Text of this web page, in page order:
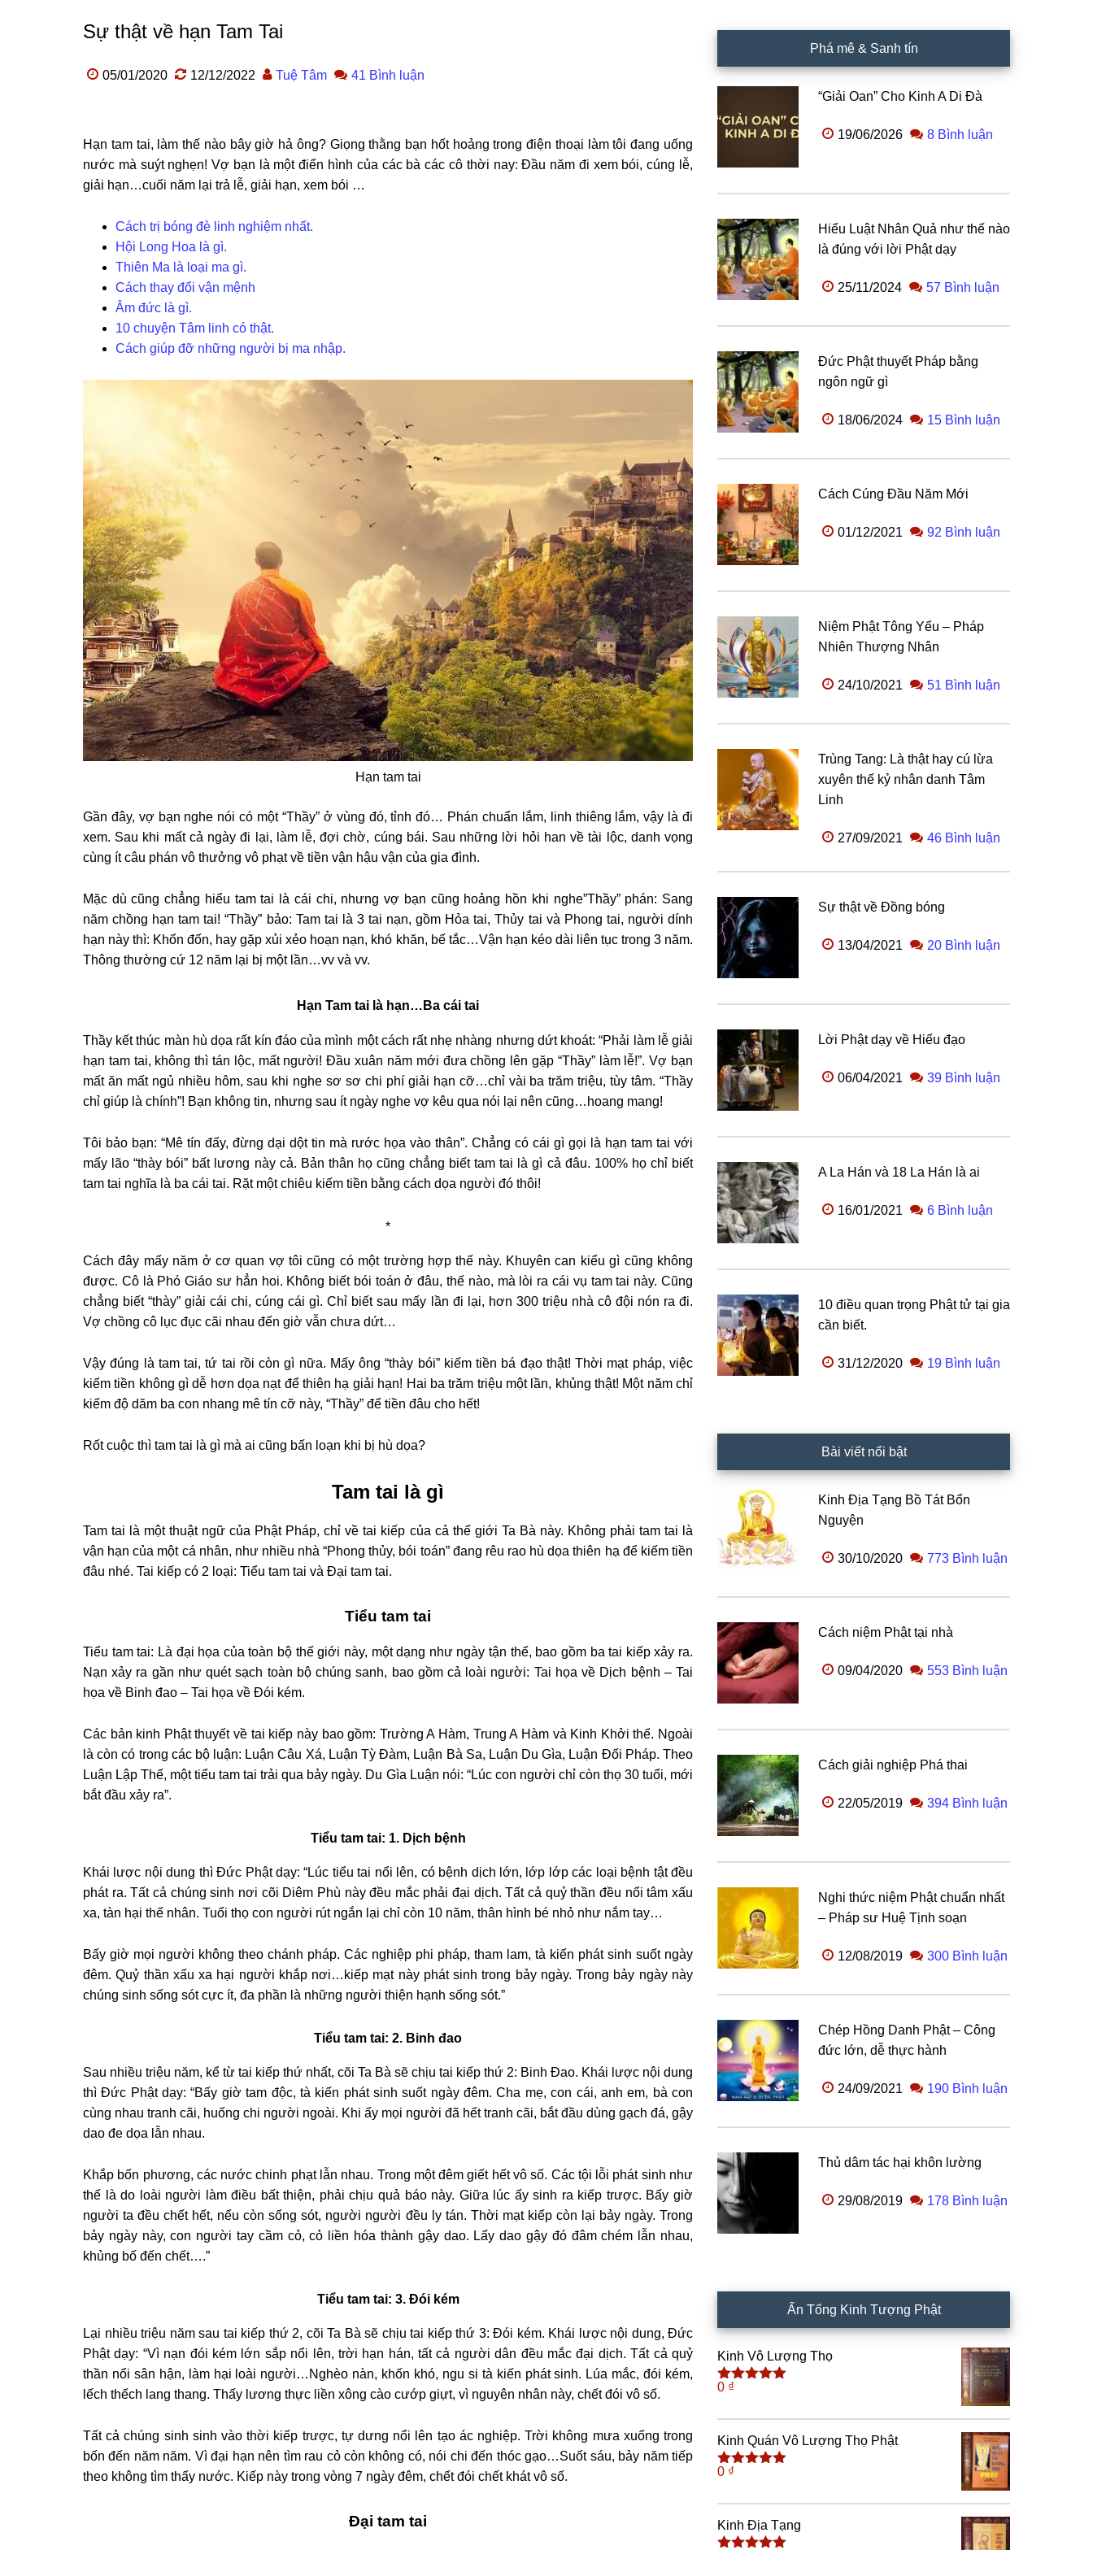
Sự thật về hạn Tam Tai
05/01/2020 12/12/2022 Tuệ Tâm 41 Bình luận
Hạn tam tai, làm thế nào bây giờ hả ông? Giọng thằng bạn hốt hoảng trong điện thoại làm tôi đang uống
nước mà suýt nghẹn! Vợ bạn là một điển hình của các bà các cô thời nay: Đầu năm đi xem bói, cúng lễ,
giải hạn…cuối năm lại trả lễ, giải hạn, xem bói …
Cách trị bóng đè linh nghiệm nhất.
Hội Long Hoa là gì.
Thiên Ma là loại ma gì.
Cách thay đổi vận mệnh
Âm đức là gì.
10 chuyện Tâm linh có thật.
Cách giúp đỡ những người bị ma nhập.
Hạn tam tai
Gần đây, vợ bạn nghe nói có một “Thầy” ở vùng đó, tỉnh đó… Phán chuẩn lắm, linh thiêng lắm, vậy là đi
xem. Sau khi mất cả ngày đi lại, làm lễ, đợi chờ, cúng bái. Sau những lời hỏi han về tài lộc, danh vọng
cùng ít câu phán vô thưởng vô phạt về tiền vận hậu vận của gia đình.
Mặc dù cũng chẳng hiểu tam tai là cái chi, nhưng vợ bạn cũng hoảng hồn khi nghe”Thầy” phán: Sang
năm chồng hạn tam tai! “Thầy” bảo: Tam tai là 3 tai nạn, gồm Hỏa tai, Thủy tai và Phong tai, người dính
hạn này thì: Khốn đốn, hay gặp xủi xẻo hoạn nạn, khó khăn, bế tắc…Vận hạn kéo dài liên tục trong 3 năm.
Thông thường cứ 12 năm lại bị một lần…vv và vv.
Hạn Tam tai là hạn…Ba cái tai
Thầy kết thúc màn hù dọa rất kín đáo của mình một cách rất nhẹ nhàng nhưng dứt khoát: “Phải làm lễ giải
hạn tam tai, không thì tán lộc, mất người! Đầu xuân năm mới đưa chồng lên gặp “Thầy” làm lễ!”. Vợ bạn
mất ăn mất ngủ nhiều hôm, sau khi nghe sơ sơ chi phí giải hạn cỡ…chỉ vài ba trăm triệu, tùy tâm. “Thầy
chỉ giúp là chính”! Bạn không tin, nhưng sau ít ngày nghe vợ kêu qua nói lại nên cũng…hoang mang!
Tôi bảo bạn: “Mê tín đấy, đừng dại dột tin mà rước họa vào thân”. Chẳng có cái gì gọi là hạn tam tai với
mấy lão “thày bói” bất lương này cả. Bản thân họ cũng chẳng biết tam tai là gì cả đâu. 100% họ chỉ biết
tam tai nghĩa là ba cái tai. Rặt một chiêu kiếm tiền bằng cách dọa người đó thôi!
*
Cách đây mấy năm ở cơ quan vợ tôi cũng có một trường hợp thế này. Khuyên can kiểu gì cũng không
được. Cô là Phó Giáo sư hẳn hoi. Không biết bói toán ở đâu, thế nào, mà lòi ra cái vụ tam tai này. Cũng
chẳng biết “thày” giải cái chi, cúng cái gì. Chỉ biết sau mấy lần đi lại, hơn 300 triệu nhà cô đội nón ra đi.
Vợ chồng cô lục đục cãi nhau đến giờ vẫn chưa dứt…
Vậy đúng là tam tai, tứ tai rồi còn gì nữa. Mấy ông “thày bói” kiếm tiền bá đạo thật! Thời mạt pháp, việc
kiếm tiền không gì dễ hơn dọa nạt để thiên hạ giải hạn! Hai ba trăm triệu một lần, khủng thật! Một năm chỉ
kiếm độ dăm ba con nhang mê tín cỡ này, “Thầy” để tiền đâu cho hết!
Rốt cuộc thì tam tai là gì mà ai cũng bấn loạn khi bị hù dọa?
Tam tai là gì
Tam tai là một thuật ngữ của Phật Pháp, chỉ về tai kiếp của cả thế giới Ta Bà này. Không phải tam tai là
vận hạn của một cá nhân, như nhiều nhà “Phong thủy, bói toán” đang rêu rao hù dọa thiên hạ để kiếm tiền
đâu nhé. Tai kiếp có 2 loại: Tiểu tam tai và Đại tam tai.
Tiểu tam tai
Tiểu tam tai: Là đại họa của toàn bộ thế giới này, một dạng như ngày tận thế, bao gồm ba tai kiếp xảy ra.
Nạn xảy ra gần như quét sạch toàn bộ chúng sanh, bao gồm cả loài người: Tai họa về Dịch bệnh – Tai
họa về Binh đao – Tai họa về Đói kém.
Các bản kinh Phật thuyết về tai kiếp này bao gồm: Trường A Hàm, Trung A Hàm và Kinh Khởi thế. Ngoài
là còn có trong các bộ luận: Luận Câu Xá, Luận Tỳ Đàm, Luận Bà Sa, Luận Du Gìa, Luận Đối Pháp. Theo
Luận Lập Thế, một tiểu tam tai trải qua bảy ngày. Du Gìa Luận nói: “Lúc con người chỉ còn thọ 30 tuổi, mới
bắt đầu xảy ra”.
Tiểu tam tai: 1. Dịch bệnh
Khái lược nội dung thì Đức Phật dạy: “Lúc tiểu tai nổi lên, có bệnh dịch lớn, lớp lớp các loại bệnh tật đều
phát ra. Tất cả chúng sinh nơi cõi Diêm Phù này đều mắc phải đại dịch. Tất cả quỷ thần đều nổi tâm xấu
xa, tàn hại thế nhân. Tuổi thọ con người rút ngắn lại chỉ còn 10 năm, thân hình bé nhỏ như nắm tay…
Bấy giờ mọi người không theo chánh pháp. Các nghiệp phi pháp, tham lam, tà kiến phát sinh suốt ngày
đêm. Quỷ thần xấu xa hại người khắp nơi…kiếp mạt này phát sinh trong bảy ngày. Trong bảy ngày này
chúng sinh sống sót cực ít, đa phần là những người thiện hạnh sống sót.”
Tiểu tam tai: 2. Binh đao
Sau nhiều triệu năm, kể từ tai kiếp thứ nhất, cõi Ta Bà sẽ chịu tai kiếp thứ 2: Binh Đao. Khái lược nội dung
thì Đức Phật dạy: “Bấy giờ tam độc, tà kiến phát sinh suốt ngày đêm. Cha mẹ, con cái, anh em, bà con
cùng nhau tranh cãi, huống chi người ngoài. Khi ấy mọi người đã hết tranh cãi, bắt đầu dùng gạch đá, gậy
dao đe dọa lẫn nhau.
Khắp bốn phương, các nước chinh phạt lẫn nhau. Trong một đêm giết hết vô số. Các tội lỗi phát sinh như
thế là do loài người làm điều bất thiện, phải chịu quả báo này. Giữa lúc ấy sinh ra kiếp trược. Bấy giờ
người ta đều chết hết, nếu còn sống sót, người người đều ly tán. Thời mạt kiếp còn lại bảy ngày. Trong
bảy ngày này, con người tay cầm cỏ, cỏ liền hóa thành gậy dao. Lấy dao gậy đó đâm chém lẫn nhau,
khủng bố đến chết….”
Tiểu tam tai: 3. Đói kém
Lại nhiều triệu năm sau tai kiếp thứ 2, cõi Ta Bà sẽ chịu tai kiếp thứ 3: Đói kém. Khái lược nội dung, Đức
Phật dạy: “Vì nạn đói kém lớn sắp nổi lên, trời hạn hán, tất cả người dân đều mắc đại dịch. Tất cả quỷ
thần nổi sân hận, làm hại loài người…Nghèo nàn, khốn khó, ngu si tà kiến phát sinh. Lúa mắc, đói kém,
lếch thếch lang thang. Thấy lương thực liền xông cào cướp giựt, vì nguyên nhân này, chết đói vô số.
Tất cả chúng sinh sinh vào thời kiếp trược, tự dưng nổi lên tạo ác nghiệp. Trời không mưa xuống trong
bốn đến năm năm. Vì đại hạn nên tìm rau cỏ còn không có, nói chi đến thóc gạo…Suốt sáu, bảy năm tiếp
theo không tìm thấy nước. Kiếp này trong vòng 7 ngày đêm, chết đói chết khát vô số.
Đại tam tai
Phá mê & Sanh tín
“Giải Oan” Cho Kinh A Di Đà
19/06/2026 8 Bình luận
Hiểu Luật Nhân Quả như thế nào
là đúng với lời Phật dạy
25/11/2024 57 Bình luận
Đức Phật thuyết Pháp bằng
ngôn ngữ gì
18/06/2024 15 Bình luận
Cách Cúng Đầu Năm Mới
01/12/2021 92 Bình luận
Niệm Phật Tông Yếu – Pháp
Nhiên Thượng Nhân
24/10/2021 51 Bình luận
Trùng Tang: Là thật hay cú lừa
xuyên thế kỷ nhân danh Tâm
Linh
27/09/2021 46 Bình luận
Sự thật về Đồng bóng
13/04/2021 20 Bình luận
Lời Phật dạy về Hiếu đạo
06/04/2021 39 Bình luận
A La Hán và 18 La Hán là ai
16/01/2021 6 Bình luận
10 điều quan trọng Phật tử tại gia
cần biết.
31/12/2020 19 Bình luận
Bài viết nổi bật
Kinh Địa Tạng Bồ Tát Bổn
Nguyện
30/10/2020 773 Bình luận
Cách niệm Phật tại nhà
09/04/2020 553 Bình luận
Cách giải nghiệp Phá thai
22/05/2019 394 Bình luận
Nghi thức niệm Phật chuẩn nhất
– Pháp sư Huệ Tịnh soạn
12/08/2019 300 Bình luận
Chép Hồng Danh Phật – Công
đức lớn, dễ thực hành
24/09/2021 190 Bình luận
Thủ dâm tác hại khôn lường
29/08/2019 178 Bình luận
Ấn Tống Kinh Tượng Phật
Kinh Vô Lượng Thọ
Được xếp
sao
0 ₫
Kinh Quán Vô Lượng Thọ Phật
Được xếp
sao
0 ₫
Kinh Địa Tạng